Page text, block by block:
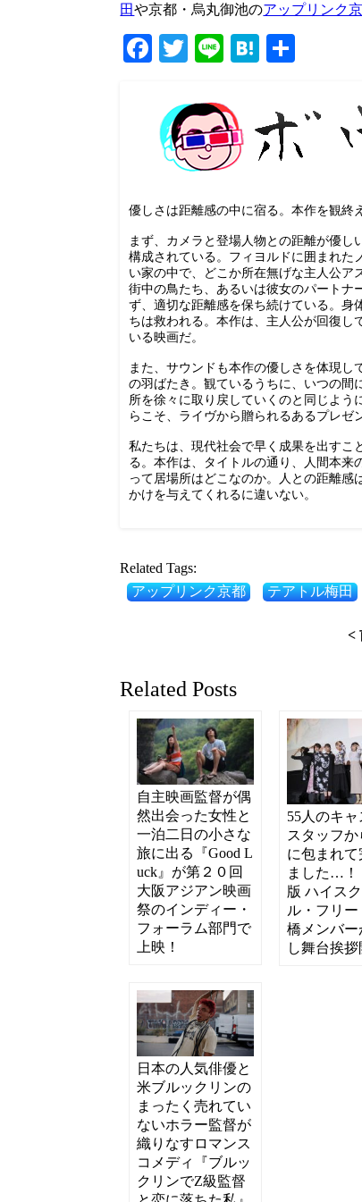
田や京都・烏丸御池のアップリンク
Facebook
TwitterLineHatena
優しさは距離感の中に宿る。本作を観終
まず、カメラと登場人物との距離が優
構成されている。フィヨルドに囲まれた
い家の中で、どこか所在無げな主人公ア
街中の鳥たち、あるいは彼女のパートナ
ず、適切な距離感を保ち続けている。身
ちは救われる。本作は、主人公が回復し
いる映画だ。
また、サウンドも本作の優しさを体現
の羽ばたき。観ているうちに、いつの間
所を徐々に取り戻していくのと同じよう
らこそ、ライヴから贈られるあるプレゼ
私たちは、現代社会で早く成果を出すこ
る。本作は、タイトルの通り、人間本来
って居場所はどこなのか。人との距離感
かけを与えてくれるに違いない。
Related Tags:
アップリンク京都
テアトル梅田
<
Related Posts
自主映画監督が偶
然出会った女性と
一泊二日の小さな
旅に出る『Good L
uck』が第２０回
大阪アジアン映画
祭のインディー・
フォーラム部門で
上映！
55人のキャ
スタッフか
に包まれて
ました…！
版 ハイス
ル・フリ
橋メンバー
し舞台挨拶
日本の人気俳優と
米ブルックリンの
まったく売れてい
ないホラー監督が
織りなすロマンス
コメディ『ブルッ
クリンでZ級監督